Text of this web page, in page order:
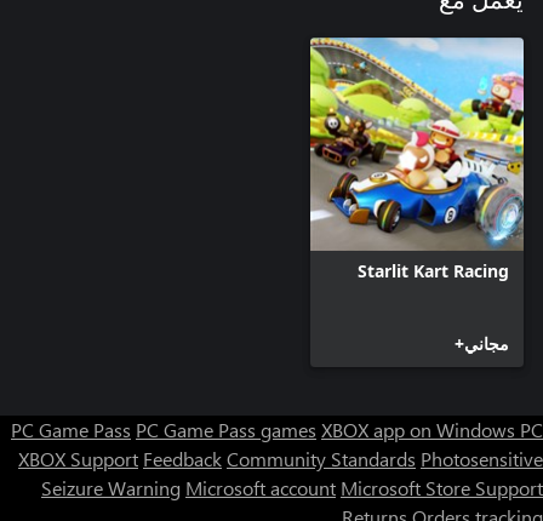
Starlit Kart Racing
مجاني+
PC Game Pass PC Game Pass games XBOX app on Windows PC
XBOX Support FeedbackCommunity Standards Photosensitive
Seizure Warning Microsoft account Microsoft Store Support